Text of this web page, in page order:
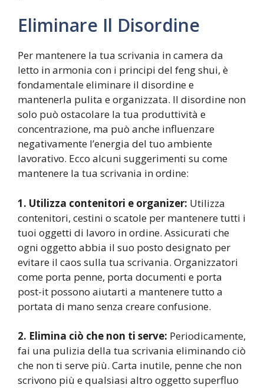
Eliminare Il Disordine
Per mantenere la tua scrivania in camera da
letto in armonia con i principi del feng shui, è
fondamentale eliminare il disordine e
mantenerla pulita e organizzata. Il disordine non
solo può ostacolare la tua produttività e
concentrazione, ma può anche influenzare
negativamente l’energia del tuo ambiente
lavorativo. Ecco alcuni suggerimenti su come
mantenere la tua scrivania in ordine:
1. Utilizza contenitori e organizer: Utilizza
contenitori, cestini o scatole per mantenere tutti i
tuoi oggetti di lavoro in ordine. Assicurati che
ogni oggetto abbia il suo posto designato per
evitare il caos sulla tua scrivania. Organizzatori
come porta penne, porta documenti e porta
post-it possono aiutarti a mantenere tutto a
portata di mano senza creare confusione.
2. Elimina ciò che non ti serve: Periodicamente,
fai una pulizia della tua scrivania eliminando ciò
che non ti serve più. Carta inutile, penne che non
scrivono più e qualsiasi altro oggetto superfluo